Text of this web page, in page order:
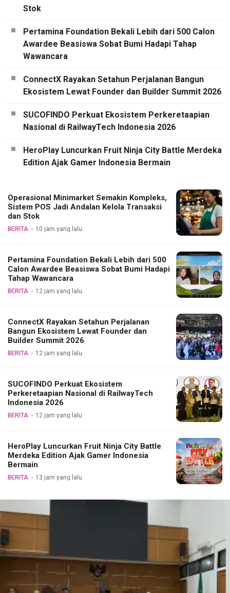
Stok
Pertamina Foundation Bekali Lebih dari 500 Calon
Awardee Beasiswa Sobat Bumi Hadapi Tahap
Wawancara
ConnectX Rayakan Setahun Perjalanan Bangun
Ekosistem Lewat Founder dan Builder Summit 2026
SUCOFINDO Perkuat Ekosistem Perkeretaapian
Nasional di RailwayTech Indonesia 2026
HeroPlay Luncurkan Fruit Ninja City Battle Merdeka
Edition Ajak Gamer Indonesia Bermain
Operasional Minimarket Semakin Kompleks,
Sistem POS Jadi Andalan Kelola Transaksi
dan Stok
BERITA 10 jam yang lalu
Pertamina Foundation Bekali Lebih dari 500
Calon Awardee Beasiswa Sobat Bumi Hadapi
Tahap Wawancara
BERITA 12 jam yang lalu
ConnectX Rayakan Setahun Perjalanan
Bangun Ekosistem Lewat Founder dan
Builder Summit 2026
BERITA 12 jam yang lalu
SUCOFINDO Perkuat Ekosistem
Perkeretaapian Nasional di RailwayTech
Indonesia 2026
BERITA 12 jam yang lalu
HeroPlay Luncurkan Fruit Ninja City Battle
Merdeka Edition Ajak Gamer Indonesia
Bermain
BERITA 13 jam yang lalu